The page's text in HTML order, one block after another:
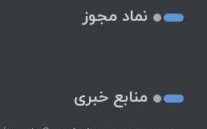
نماد مجوز
منابع خبری